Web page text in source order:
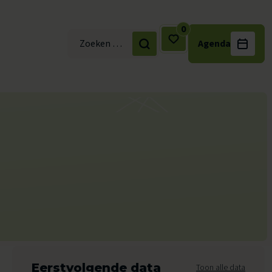
Zoek naar:
0
Agenda
Eerstvolgende data Toon alle data